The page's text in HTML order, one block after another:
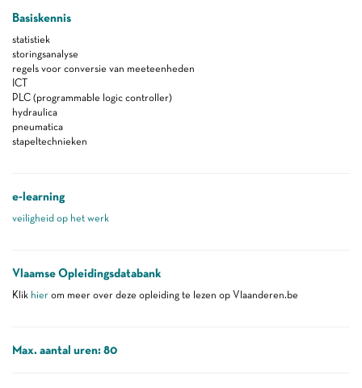
Basiskennis
statistiek
storingsanalyse
regels voor conversie van meeteenheden
ICT
PLC (programmable logic controller)
hydraulica
pneumatica
stapeltechnieken
e-learning
veiligheid op het werk
Vlaamse Opleidingsdatabank
Klik hier om meer over deze opleiding te lezen op Vlaanderen.be
Max. aantal uren: 80